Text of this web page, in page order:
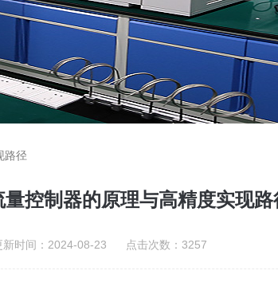
路径
控制器的原理与高精度实现路
新时间：2024-08-23 点击次数：3257